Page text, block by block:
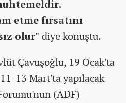
etme fırsatını
olur" diye konuştu.
Çavuşoğlu, 19 Ocak'ta
11-13 Mart'ta yapılacak
(ADF)